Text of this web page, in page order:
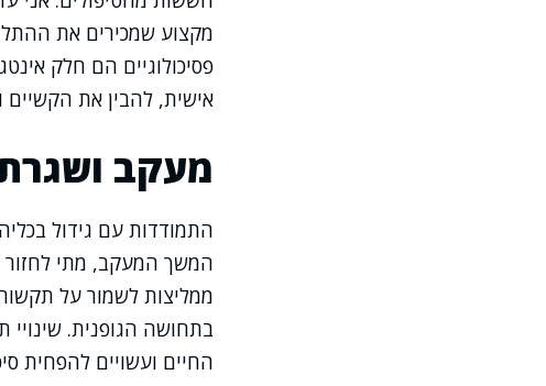
מקצוע שמכירים את
פסיכולוגיים הם חלק
אישית, להבין את
מעקב ושגרת
התמודדות עם גידול
המשך המעקב, מתי לחזור
ממליצות לשמור על
בתחושה הגופנית.
החיים ועשויים להפחית